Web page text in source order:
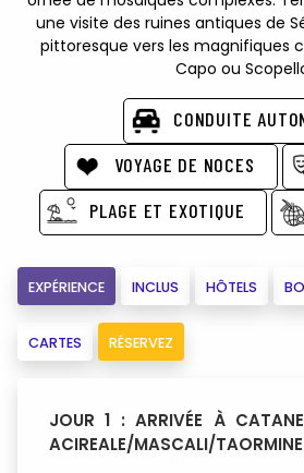
une visite des ruines antiques de
pittoresque vers les magnifiques
Capo ou
CONDUITE
VOYAGE DE NOCES
PLAGE ET EXOTIQUE
EXPÉRIENCE INCLUS HÔTELS
CARTES RÉSERVEZ
JOUR 1 : ARRIVÉE À
ACIREALE/MASCALI/